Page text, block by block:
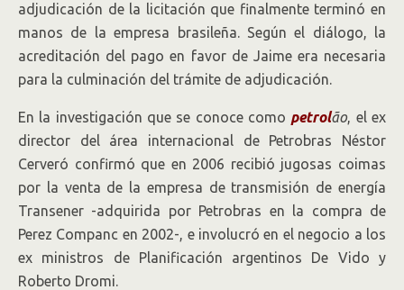
adjudicación de la licitación que finalmente terminó en
manos de la empresa brasileña. Según el diálogo, la
acreditación del pago en favor de Jaime era necesaria
para la culminación del trámite de adjudicación.
En la investigación que se conoce como petrolão, el ex
director del área internacional de Petrobras Néstor
Cerveró confirmó que en 2006 recibió jugosas coimas
por la venta de la empresa de transmisión de energía
Transener -adquirida por Petrobras en la compra de
Perez Companc en 2002-, e involucró en el negocio a los
ex ministros de Planificación argentinos De Vido y
Roberto Dromi.